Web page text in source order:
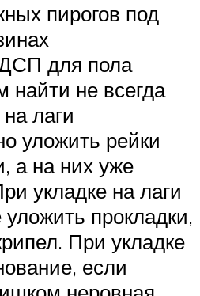
пирогов под
для пола
не всегда
лаги
уложить рейки
а на них уже
укладке на лаги
прокладки,
При укладке
если